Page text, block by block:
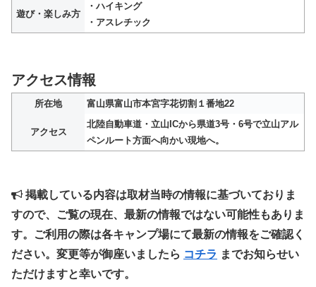
遊び・楽しみ方
・ハイキング
・アスレチック
アクセス情報
所在地 富山県富山市本宮字花切割１番地22
アクセス
北陸自動車道・立山ICから県道3号・6号で立山アル
ペンルート方面へ向かい現地へ。
掲載している内容は取材当時の情報に基づいておりま
すので、ご覧の現在、最新の情報ではない可能性もありま
す。ご利用の際は各キャンプ場にて最新の情報をご確認く
ださい。変更等が御座いましたら コチラ までお知らせい
ただけますと幸いです。